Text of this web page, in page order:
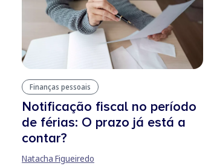
Finanças pessoais
Notificação fiscal no período
de férias: O prazo já está a
contar?
Natacha Figueiredo